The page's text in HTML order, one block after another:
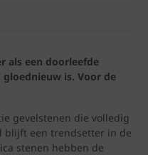
als een doorleefde
is. Voor de
gevelstenen die volledig
blijft een trendsetter in de
stenen hebben de